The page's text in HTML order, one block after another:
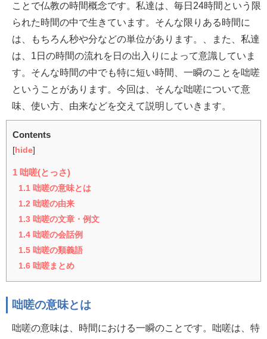
ことで仏教の時間概念です。私達は、毎日24時間という限
られた時間の中で生きています。そんな限りある時間に
は、もちろん秒や分などの単位があります。、また、私達
は、1日の時間の流れを日の出入りによって意識していま
す。そんな時間の中でも特に短い時間、一瞬のことを咄嗟
ということがあります。今回は、そんな咄嗟について意
味、使い方、由来などを交えて説明していきます。
Contents
[ hide]
1 咄嗟(とっさ)
1.1 咄嗟の意味とは
1.2 咄嗟の由来
1.3 咄嗟の文章・例文
1.4 咄嗟の会話例
1.5 咄嗟の類義語
1.6 咄嗟まとめ
咄嗟の意味とは
咄嗟の意味は、時間における一瞬のことです。咄嗟は、特